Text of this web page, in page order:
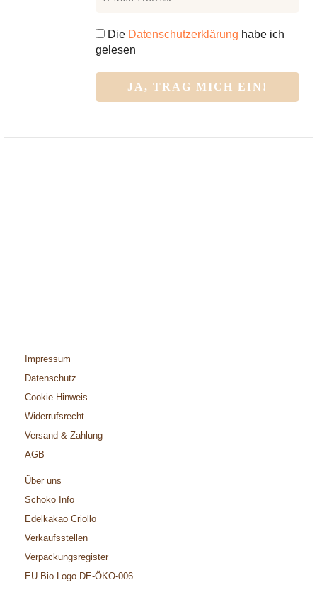
Die Datenschutzerklärung habe ich
gelesen
Impressum
Datenschutz
Cookie-Hinweis
Widerrufsrecht
Versand & Zahlung
AGB
Über uns
Schoko Info
Edelkakao Criollo
Verkaufsstellen
Verpackungsregister
EU Bio Logo DE-ÖKO-006